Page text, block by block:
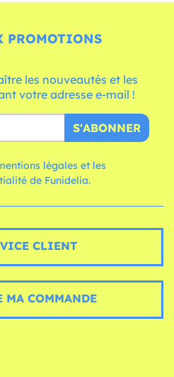
PROMOTIONS
les nouveautés et les
votre adresse e-mail !
S'ABONNER
légales et les
de Funidelia.
CLIENT
COMMANDE